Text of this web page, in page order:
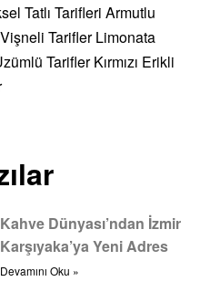
Tatlı Tarifleri Armutlu
Vişneli Tarifler Limonata
Tarifler Kırmızı Erikli
Kahve Dünyası’ndan İzmir
Karşıyaka’ya Yeni Adres
Devamını Oku »